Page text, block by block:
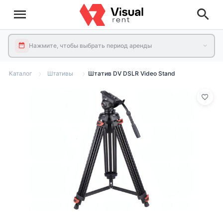
Нажмите, чтобы выбрать период аренды
Каталог Штативы Штатив DV DSLR Video Stand